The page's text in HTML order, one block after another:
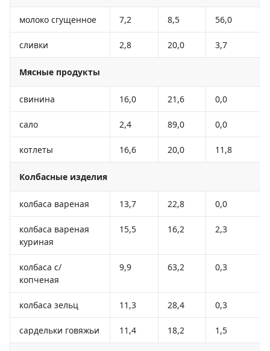
молоко сгущенное 7,2 8,5 56,0
сливки 2,8 20,0 3,7
Мясные продукты
свинина 16,0 21,6 0,0
сало 2,4 89,0 0,0
котлеты 16,6 20,0 11,8
Колбасные изделия
колбаса вареная 13,7 22,8 0,0
колбаса вареная
куриная
15,5 16,2 2,3
колбаса с/
копченая
9,9 63,2 0,3
колбаса зельц 11,3 28,4 0,3
сардельки говяжьи 11,4 18,2 1,5